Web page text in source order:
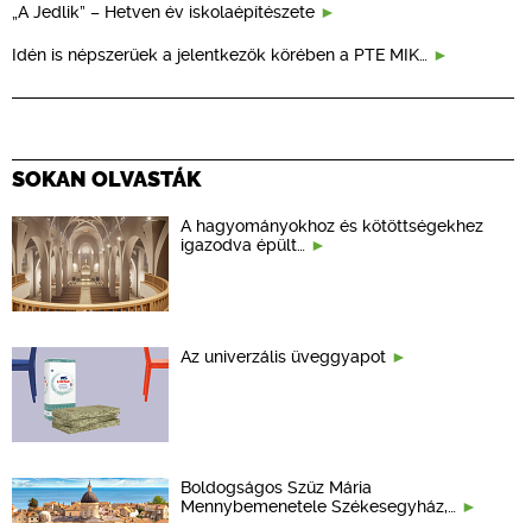
„A Jedlik” – Hetven év iskolaépítészete
Idén is népszerűek a jelentkezők körében a PTE MIK…
SOKAN OLVASTÁK
A hagyományokhoz és kötöttségekhez
igazodva épült…
Az univerzális üveggyapot
Boldogságos Szűz Mária
Mennybemenetele Székesegyház,…